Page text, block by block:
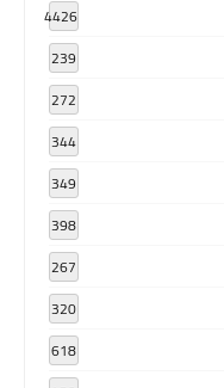
4426
239
272
344
349
398
267
320
618